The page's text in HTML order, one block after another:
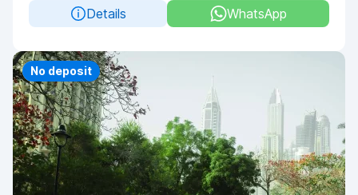
Details
WhatsApp
Priority
No deposit